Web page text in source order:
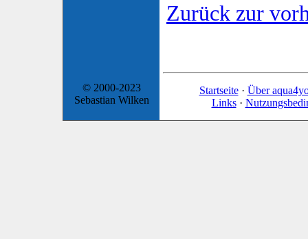
Zurück zur
© 2000-2023
Sebastian Wilken
Startseite· Über
Links·